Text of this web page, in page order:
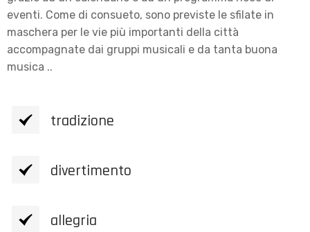
eventi. Come di consueto, sono previste le sfilate in
maschera per le vie più importanti della città
accompagnate dai gruppi musicali e da tanta buona
musica ..
tradizione
divertimento
allegria